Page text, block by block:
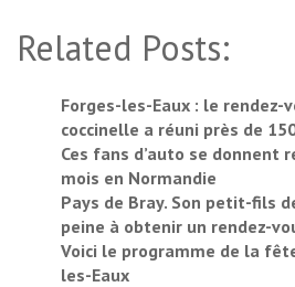
Related Posts:
Forges-les-Eaux : le rendez-
coccinelle a réuni près de
Ces fans d’auto se donnent
mois en Normandie
Pays de Bray. Son petit-fils
peine à obtenir un rendez-
Voici le programme de la
les-Eaux